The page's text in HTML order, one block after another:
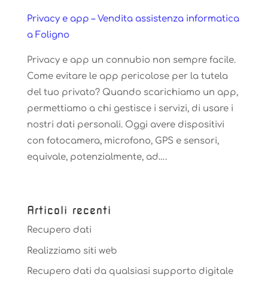
Privacy e app – Vendita assistenza informatica
a Foligno
Privacy e app un connubio non sempre facile.
Come evitare le app pericolose per la tutela
del tuo privato? Quando scarichiamo un app,
permettiamo a chi gestisce i servizi, di usare i
nostri dati personali. Oggi avere dispositivi
con fotocamera, microfono, GPS e sensori,
equivale, potenzialmente, ad….
Articoli recenti
Recupero dati
Realizziamo siti web
Recupero dati da qualsiasi supporto digitale